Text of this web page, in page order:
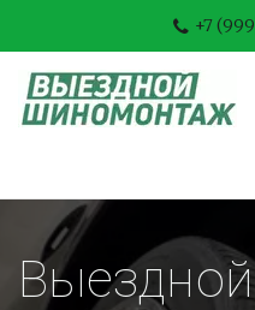
+7
Выездной